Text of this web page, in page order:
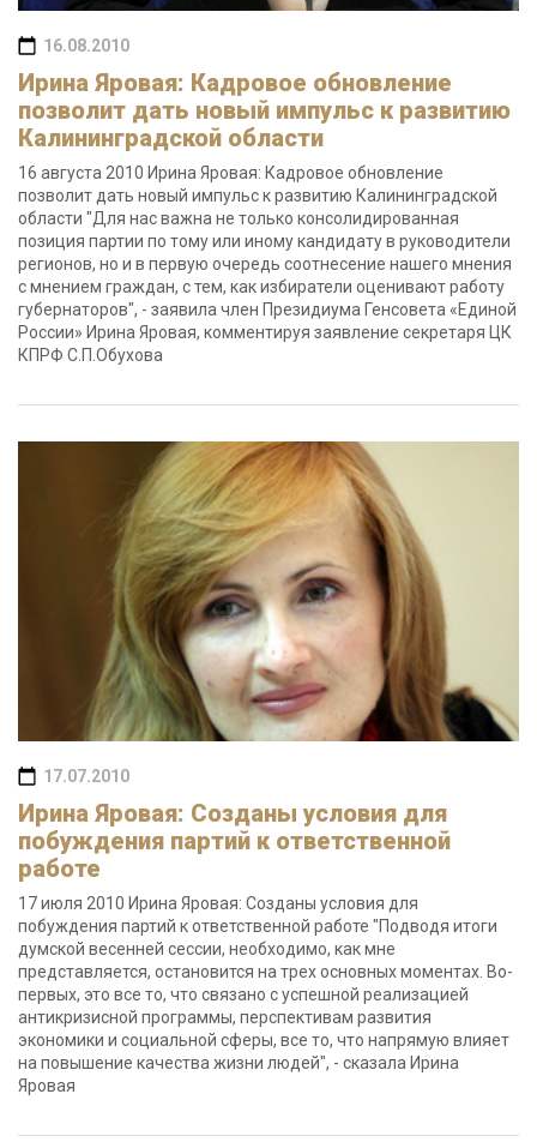
16.08.2010
Ирина Яровая: Кадровое обновление
позволит дать новый импульс к развитию
Калининградской области
16 августа 2010 Ирина Яровая: Кадровое обновление
позволит дать новый импульс к развитию Калининградской
области "Для нас важна не только консолидированная
позиция партии по тому или иному кандидату в руководители
регионов, но и в первую очередь соотнесение нашего мнения
с мнением граждан, с тем, как избиратели оценивают работу
губернаторов", - заявила член Президиума Генсовета «Единой
России» Ирина Яровая, комментируя заявление секретаря ЦК
КПРФ С.П.Обухова
17.07.2010
Ирина Яровая: Созданы условия для
побуждения партий к ответственной
работе
17 июля 2010 Ирина Яровая: Созданы условия для
побуждения партий к ответственной работе "Подводя итоги
думской весенней сессии, необходимо, как мне
представляется, остановится на трех основных моментах. Во-
первых, это все то, что связано с успешной реализацией
антикризисной программы, перспективам развития
экономики и социальной сферы, все то, что напрямую влияет
на повышение качества жизни людей", - сказала Ирина
Яровая